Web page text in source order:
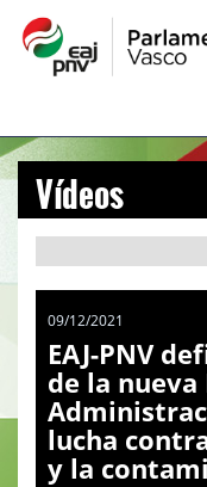
Vídeos
09/12/2021
EAJ-PNV
de la nueva
lucha
y la